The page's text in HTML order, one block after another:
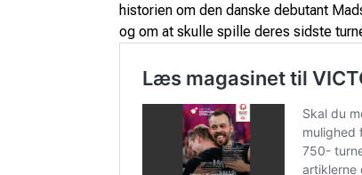
historien om den danske debutant
og om at skulle spille deres sidste